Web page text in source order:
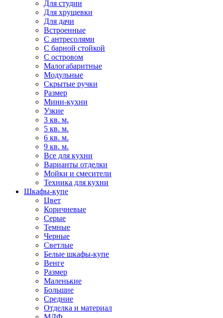
Для студии
Для хрущевки
Для дачи
Встроенные
С антресолями
С барной стойкой
С островом
Малогабаритные
Модульные
Скрытые ручки
Размер
Мини-кухни
Узкие
3 кв. м.
5 кв. м.
6 кв. м.
9 кв. м.
Все для кухни
Варианты отделки
Мойки и смесители
Техника для кухни
Шкафы-купе
Цвет
Коричневые
Серые
Темные
Черные
Светлые
Белые шкафы-купе
Венге
Размер
Маленькие
Большие
Средние
Отделка и материал